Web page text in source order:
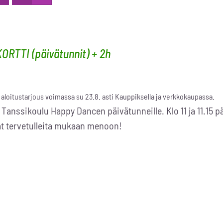
(päivätunnit) + 2h
voimassa su 23.8. asti Kauppiksella ja verkkokaupassa.
Happy Dancen päivätunneille. Klo 11 ja
tervetulleita mukaan menoon!